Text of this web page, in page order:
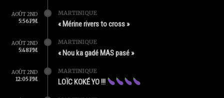
AOÛT 2ND
5:56 PM
MARTINIQUE
« Mérine rivers to cross »
AOÛT 2ND
5:48 PM
MARTINIQUE
« Nou ka gadé MAS pasé »
AOÛT 2ND
12:05 PM
MARTINIQUE
LOÏC KOKÉ YO !!!